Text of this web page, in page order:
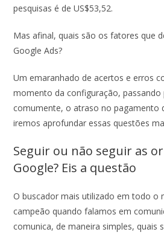
pesquisas é de US$53,52.
Mas afinal, quais são os fatores que
Google Ads?
Um emaranhado de acertos e erros
momento da configuração, passando
comumente, o atraso no pagamento
iremos aprofundar essas questões
Seguir ou não seguir as
Google? Eis a questão
O buscador mais utilizado em todo o
campeão quando falamos em
comunica, de maneira simples, quais